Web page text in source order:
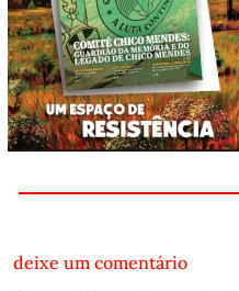
deixe um comentário